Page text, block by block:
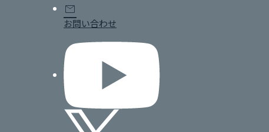
mail
お問い合わせ